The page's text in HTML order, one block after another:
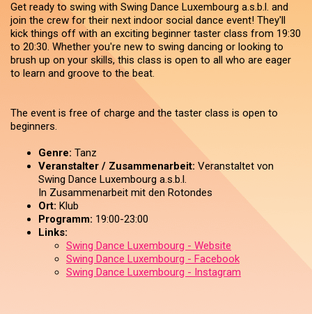
Get ready to swing with Swing Dance Luxembourg a.s.b.l. and
join the crew for their next indoor social dance event! They'll
kick things off with an exciting beginner taster class from 19:30
to 20:30. Whether you're new to swing dancing or looking to
brush up on your skills, this class is open to all who are eager
to learn and groove to the beat.
The event is free of charge and the taster class is open to
beginners.
Genre: Tanz
Veranstalter / Zusammenarbeit: Veranstaltet von
Swing Dance Luxembourg a.s.b.l.
In Zusammenarbeit mit den Rotondes
Ort: Klub
Programm: 19:00-23:00
Links:
Swing Dance Luxembourg - Website
Swing Dance Luxembourg - Facebook
Swing Dance Luxembourg - Instagram